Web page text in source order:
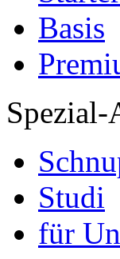
Basis
Spezial-
Studi
für